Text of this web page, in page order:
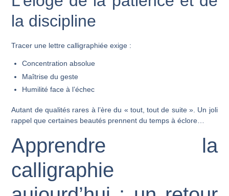
la discipline
Tracer une lettre calligraphiée exige :
Concentration absolue
Maîtrise du geste
Humilité face à l’échec
Autant de qualités rares à l’ère du « tout, tout de suite ». Un joli
rappel que certaines beautés prennent du temps à éclore…
Apprendre la
calligraphie